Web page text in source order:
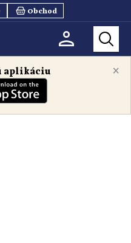
Obchod
×
aplikáciu